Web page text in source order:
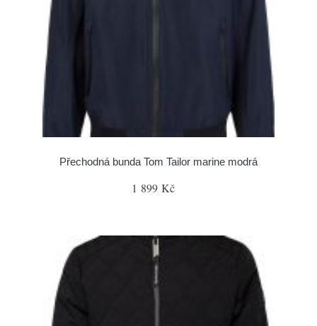
Přechodná bunda Tom Tailor marine modrá
1 899 Kč